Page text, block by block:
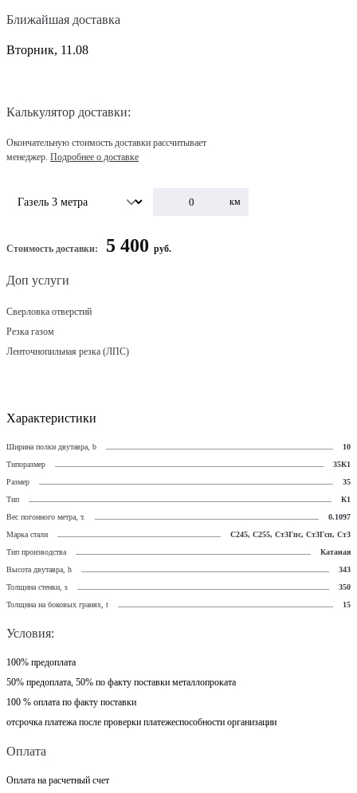
Ближайшая доставка
Вторник, 11.08
Калькулятор доставки:
Окончательную стоимость доставки рассчитывает
менеджер. Подробнее о доставке
км
Стоимость доставки: 5 400 руб.
Доп услуги
Сверловка отверстий
Резка газом
Ленточнопильная резка (ЛПС)
Характеристики
Ширина полки двутавра, b
10
Типоразмер
35К1
Размер
35
Тип
К1
Вес погонного метра, т.
0.1097
Марка стали
С245, С255, Ст3Гпс, Ст3Гсп, Ст3
Тип производства
Катаная
Высота двутавра, h
343
Толщина стенки, s
350
Толщина на боковых гранях, t
15
Условия:
100% предоплата
50% предоплата, 50% по факту поставки металлопроката
100 % оплата по факту поставки
отсрочка платежа после проверки платежеспособности организации
Оплата
Оплата на расчетный счет